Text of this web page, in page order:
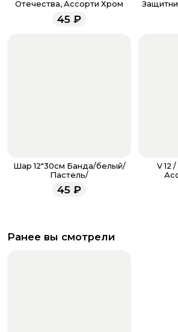
менеджеры работают
всегда рады проконсультировать
Отечества, Ассорти Хром
45 ₽
Шар 12"30см Банда/белый/
Пастель/
45 ₽
V 12
Ранее вы смотрели